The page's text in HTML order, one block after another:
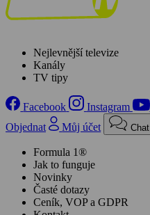
Nejlevnější televize
Kanály
TV tipy
Facebook Instagram
Objednat
Můj účet Chat
Formula 1®
Jak to funguje
Novinky
Časté dotazy
Ceník, VOP a GDPR